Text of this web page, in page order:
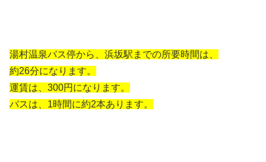
湯村温泉バス停から、浜坂駅までの所要時間は、
約26分になります。
運賃は、300円になります。
バスは、1時間に約2本あります。